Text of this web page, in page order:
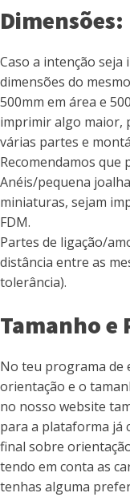
Dimensões:
Caso a intenção
dimensões do
500mm em área e
imprimir algo maior,
várias partes e
Recomendamos que
Anéis/pequena
miniaturas, sejam
FDM.
Partes de ligação/
distância entre as
tolerância).
Tamanho e
No teu programa de
orientação e o
no nosso website
para a plataforma já
final sobre
tendo em conta as
tenhas alguma